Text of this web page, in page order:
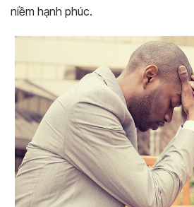
niềm hạnh phúc.